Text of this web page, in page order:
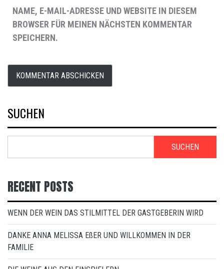
NAME, E-MAIL-ADRESSE UND WEBSITE IN DIESEM
BROWSER FÜR MEINEN NÄCHSTEN KOMMENTAR
SPEICHERN.
SUCHEN
SUCHEN
RECENT POSTS
WENN DER WEIN DAS STILMITTEL DER GASTGEBERIN WIRD
DANKE ANNA MELISSA EßER UND WILLKOMMEN IN DER
FAMILIE